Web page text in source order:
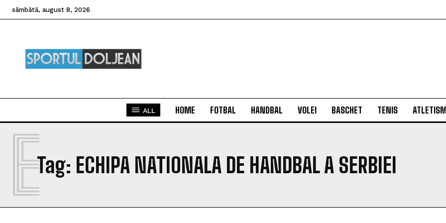
sâmbătă, august 8, 2026
ALL HOME FOTBAL HANDBAL VOLEI BASCHET TENIS
Tag: ECHIPA NATIONALA DE HANDBAL A SERBIEI
E